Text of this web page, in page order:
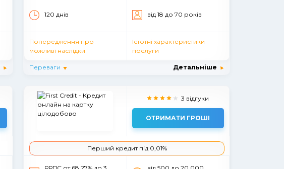
120 днів вiд 18 до 70 рокiв
Попередження про
можливі наслідки
Істотні характеристики
послуги
Переваги Детальніше
3 відгуки
ОТРИМАТИ ГРОШІ
Перший кредит під 0,01%